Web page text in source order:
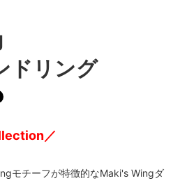
ドリング
／
モチーフが特徴的なMaki's Wingダ